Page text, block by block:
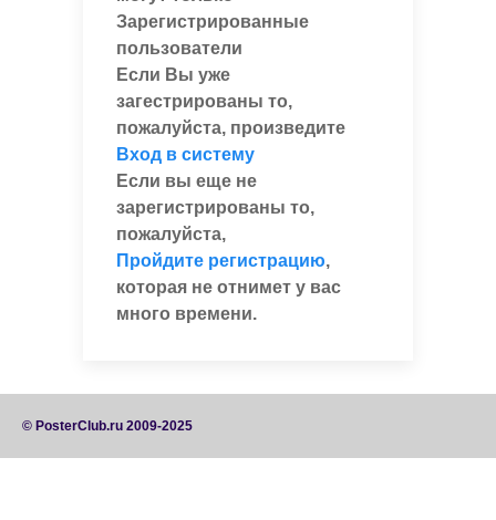
Зарегистрированные
пользователи
Если Вы уже
загестрированы то,
пожалуйста, произведите
Вход в систему
Если вы еще не
зарегистрированы то,
пожалуйста,
Пройдите регистрацию,
которая не отнимет у вас
много времени.
© PosterClub.ru 2009-2025